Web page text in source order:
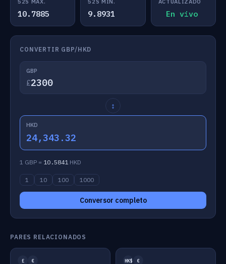
52S MÁX.
10.7885
52S MÍN.
9.8931
ACTUALIZADO
En vivo
CONVERTIR GBP/HKD
GBP
£
↕
HKD
24,343.32
1 GBP = 10.5841 HKD
1 10 100 1000
Conversor completo
PARES RELACIONADOS
£ € HK$ €